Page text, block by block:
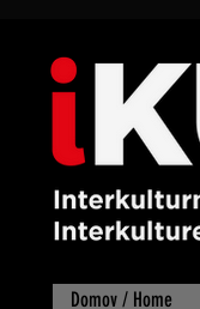
Domov / Home